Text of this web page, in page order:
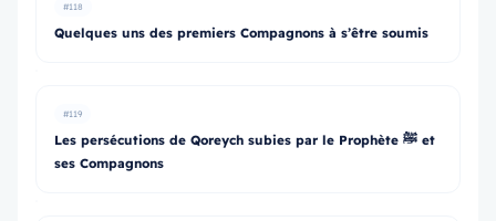
#118
Quelques uns des premiers Compagnons à s’être soumis
#119
Les persécutions de Qoreych subies par le Prophète ﷺ et
ses Compagnons